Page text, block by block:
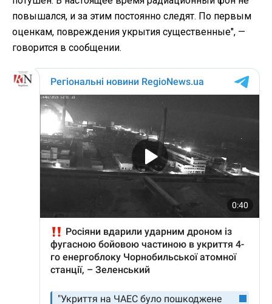
повышался, и за этим постоянно следят. По первым
оценкам, повреждения укрытия существенные", —
говорится в сообщении.